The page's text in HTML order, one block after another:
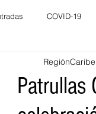
COVID-19
Atlántico
Bloggeros
Patrullas